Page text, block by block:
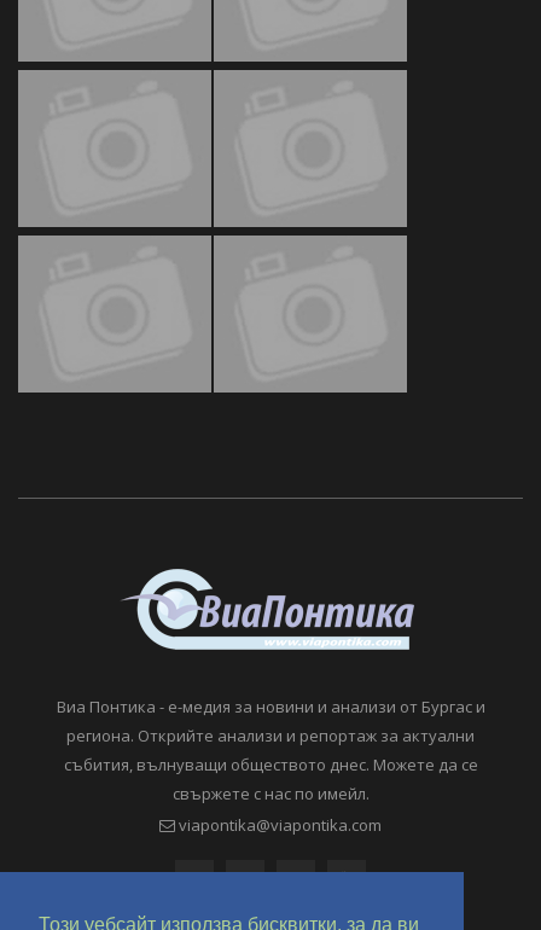
Този уебсайт използва бисквитки, за да ви
Виа Понтика - е-медия за новини и анализи от Бургас и
региона. Открийте анализи и репортаж за актуални
събития, вълнуващи обществото днес. Можете да се
свържете с нас по имейл.
viapontika@viapontika.com